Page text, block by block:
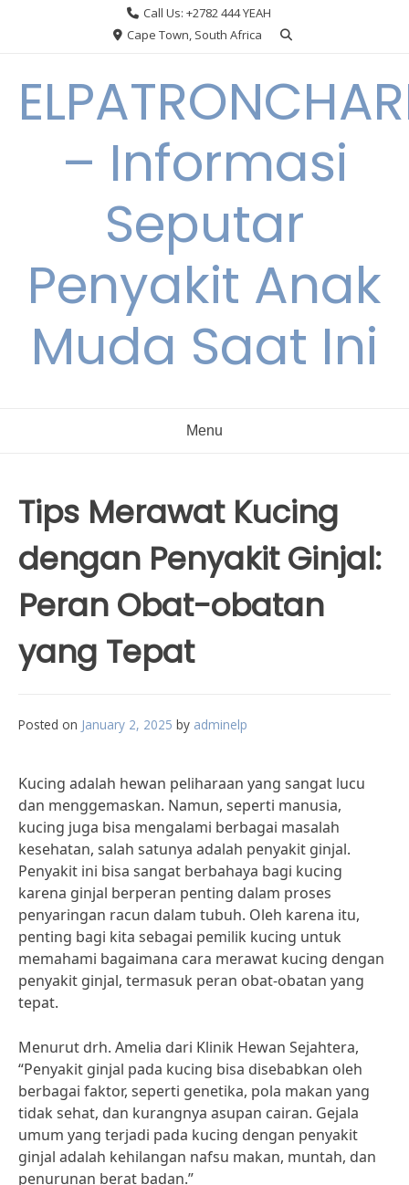
Call Us: +2782 444 YEAH
Cape Town, South Africa
– Informasi
Seputar
Penyakit Anak
Muda Saat Ini
Menu
Tips Merawat Kucing
dengan Penyakit Ginjal:
Peran Obat-obatan
yang Tepat
Posted on January 2, 2025 by adminelp
Kucing adalah hewan peliharaan yang sangat lucu
dan menggemaskan. Namun, seperti manusia,
kucing juga bisa mengalami berbagai masalah
kesehatan, salah satunya adalah penyakit ginjal.
Penyakit ini bisa sangat berbahaya bagi kucing
karena ginjal berperan penting dalam proses
penyaringan racun dalam tubuh. Oleh karena itu,
penting bagi kita sebagai pemilik kucing untuk
memahami bagaimana cara merawat kucing dengan
penyakit ginjal, termasuk peran obat-obatan yang
tepat.
Menurut drh. Amelia dari Klinik Hewan Sejahtera,
“Penyakit ginjal pada kucing bisa disebabkan oleh
berbagai faktor, seperti genetika, pola makan yang
tidak sehat, dan kurangnya asupan cairan. Gejala
umum yang terjadi pada kucing dengan penyakit
ginjal adalah kehilangan nafsu makan, muntah, dan
penurunan berat badan.”